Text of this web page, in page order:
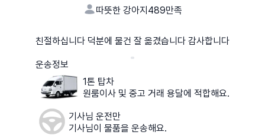
따뜻한 강아지489만족
친절하십니다 덕분에 물건 잘 옮겼습니다 감사합니다
운송정보
1톤 탑차
원룸이사 및 중고 거래 용달에 적합해요.
기사님 운전만
기사님이 물품을 운송해요.